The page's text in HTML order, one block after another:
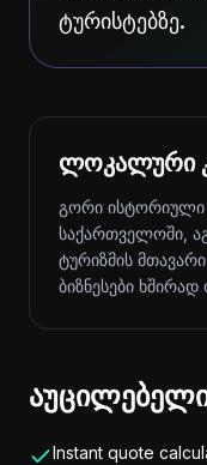
ტურისტებზე.
ლოკალური
გორი
საქართველოში,
ტურიზმის
ბიზნესები
Instant quote